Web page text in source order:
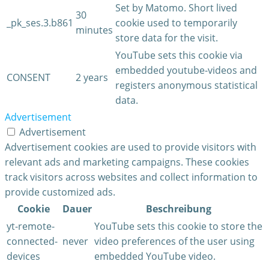
_pk_ses.3.b861
30
minutes
Set by Matomo. Short lived
cookie used to temporarily
store data for the visit.
CONSENT 2 years
YouTube sets this cookie via
embedded youtube-videos and
registers anonymous statistical
data.
Advertisement
Advertisement
Advertisement cookies are used to provide visitors with
relevant ads and marketing campaigns. These cookies
track visitors across websites and collect information to
provide customized ads.
Cookie
Dauer
Beschreibung
yt-remote-
connected-
devices
never
YouTube sets this cookie to store the
video preferences of the user using
embedded YouTube video.